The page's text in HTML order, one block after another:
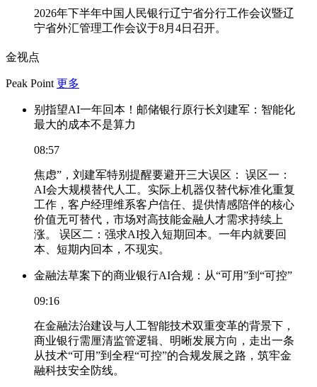
2026年下半年中国人民银行辽宁省分行工作会议暨辽
宁省外汇管理工作会议于8月4日召开。
金视点
Peak Point 更多
别指望AI一年回本！邮储银行原行长刘建军：智能化
最大的成本不是算力
08:57
焦虑”，刘建军特别提醒要避开三大误区： 误区一：
AI会大规模替代人工。实际上机器仅替代标准化重复
工作，客户经理维系客户信任、提供情感陪伴的核心
价值无可替代，市场对高技能金融人才需求持续上
涨。 误区二：强求AI投入短期回本。一年内就要回
本、短期内回本，不现实。
金融法草案下的商业银行AI合规：从“可用”到“可控”
09:16
在金融法治建设与人工智能技术双重变革的背景下，
商业银行需厘清监管逻辑、明晰发展方向，走出一条
从技术“可用”到全程“可控”的合规发展之路，筑牢金
融科技安全防线。